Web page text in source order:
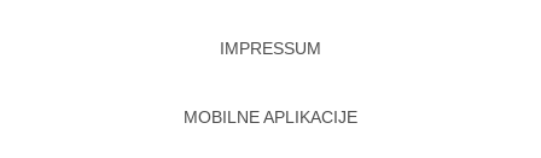
IMPRESSUM
MOBILNE APLIKACIJE